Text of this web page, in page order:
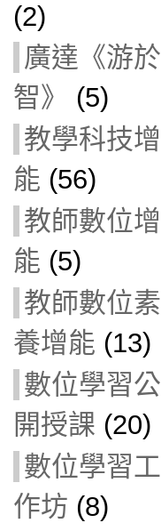
(2)
廣達《游於
智》
(5)
教學科技增
能 (56)
教師數位增
能 (5)
教師數位素
養增能 (13)
數位學習公
開授課 (20)
數位學習工
作坊 (8)